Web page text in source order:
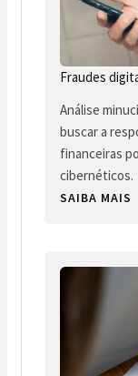
Fraudes
Análise
buscar a
financeiras
cibernéticos.
SAIBA MAIS